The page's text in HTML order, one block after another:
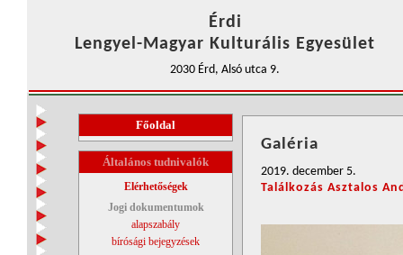
Érdi
Lengyel-Magyar Kulturális Egyesület
2030 Érd, Alsó utca 9.
Főoldal
Általános tudnivalók
Elérhetőségek
Jogi dokumentumok
alapszabály
bírósági bejegyzések
Galéria
2019. december 5.
Találkozás Asztalos